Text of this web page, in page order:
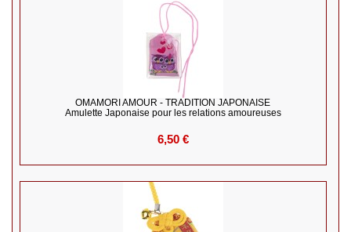
OMAMORI AMOUR - TRADITION JAPONAISE
Amulette Japonaise pour les relations amoureuses
6,50 €